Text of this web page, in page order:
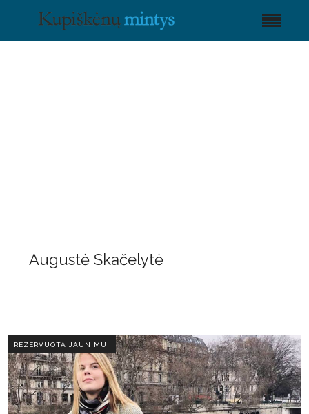
Augustė Skačelytė
REZERVUOTA JAUNIMUI